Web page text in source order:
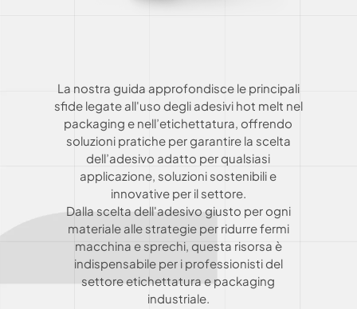
La nostra guida approfondisce le principali
sfide legate all'uso degli adesivi hot melt nel
packaging e nell’etichettatura, offrendo
soluzioni pratiche per garantire la scelta
dell’adesivo adatto per qualsiasi
applicazione, soluzioni sostenibili e
innovative per il settore.
Dalla scelta dell'adesivo giusto per ogni
materiale alle strategie per ridurre fermi
macchina e sprechi, questa risorsa è
indispensabile per i professionisti del
settore etichettatura e packaging
industriale.